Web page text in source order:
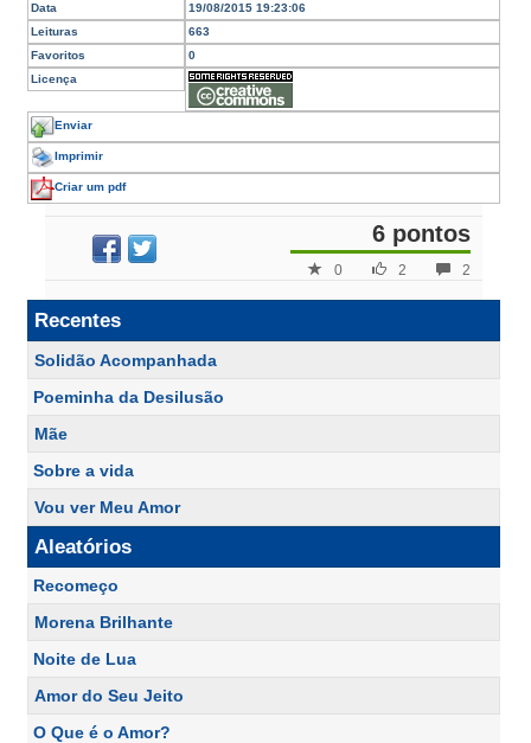
Data
19/08/2015 19:23:06
Leituras
663
Favoritos
0
Licença
Enviar
Imprimir
Criar um pdf
6 pontos
2
2
0
Recentes
Solidão Acompanhada
Poeminha da Desilusão
Mãe
Sobre a vida
Vou ver Meu Amor
Aleatórios
Recomeço
Morena Brilhante
Noite de Lua
Amor do Seu Jeito
O Que é o Amor?